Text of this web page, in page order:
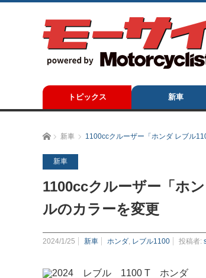
トピックス 新車
ホーム新車 1100ccクルーザー「ホンダ レブル
新車
1100ccクルーザー「ホ
ルのカラーを変更
2024/1/25 新車 ホンダ レブル1100 投稿者: